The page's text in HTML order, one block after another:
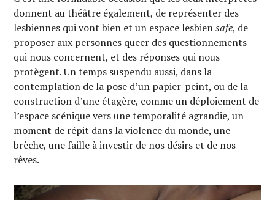
donnent au théâtre également, de représenter des
lesbiennes qui vont bien et un espace lesbiensafe, de
proposer aux personnes queer des questionnements
qui nous concernent, et des réponses qui nous
protègent. Un temps suspendu aussi, dans la
contemplation de la pose d’un papier-peint, ou de la
construction d’une étagère, comme un déploiement de
l’espace scénique vers une temporalité agrandie, un
moment de répit dans la violence du monde, une
brèche, une faille à investir de nos désirs et de nos
rêves.